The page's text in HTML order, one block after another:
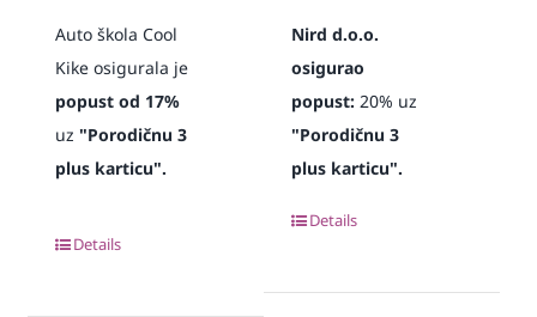
Auto škola Cool
Kike osigurala je
popust od 17%
uz "Porodičnu 3
plus karticu".
Details
Nird d.o.o.
osigurao
popust: 20% uz
"Porodičnu 3
plus karticu".
Details